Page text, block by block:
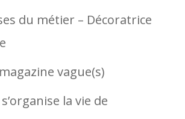
du métier – Décoratrice
vague(s)
la vie de